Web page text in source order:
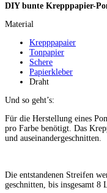
DIY bunte Krepppapier-
Material
Krepppapaier
Tonpapier
Schere
Papierkleber
Draht
Und so geht’s:
Für die Herstellung eines
pro Farbe benötigt. Das
und auseinandergeschnitten.
Die entstandenen Streifen
geschnitten, bis insgesamt 8